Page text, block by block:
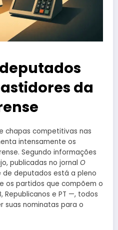
da
chapas competitivas nas
intensamente os
Segundo informações
publicadas no jornal O
de deputados está a pleno
os partidos que compõem o
Republicanos e PT —, todos
suas nominatas para o